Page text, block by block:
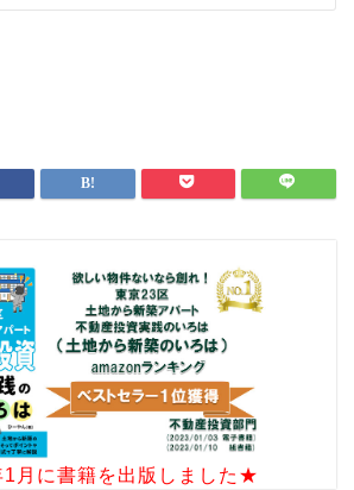
月に書籍を出版しました★